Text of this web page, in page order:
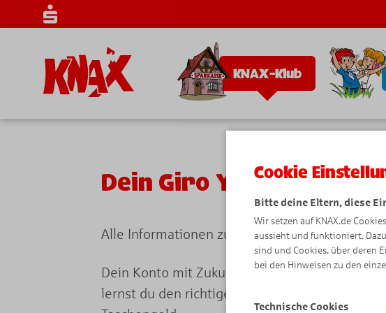
KNAX-Klub
Dein Giro Young Konto
Alle Informationen zu Deinem Konto.
Dein Konto mit Zukunft. Mit deinem eigenen
lernst du den richtigen Umgang mit deinem
Cookie
Bitte deine Eltern, diese
Wir setzen auf KNAX.de
aussieht und funktioniert.
sind und Cookies, über deren
bei den Hinweisen zu den
Technische Cookies